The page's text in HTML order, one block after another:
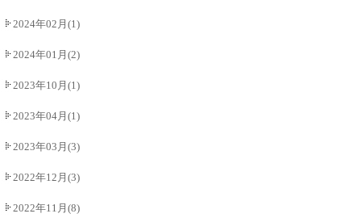
2024年02月(1)
2024年01月(2)
2023年10月(1)
2023年04月(1)
2023年03月(3)
2022年12月(3)
2022年11月(8)